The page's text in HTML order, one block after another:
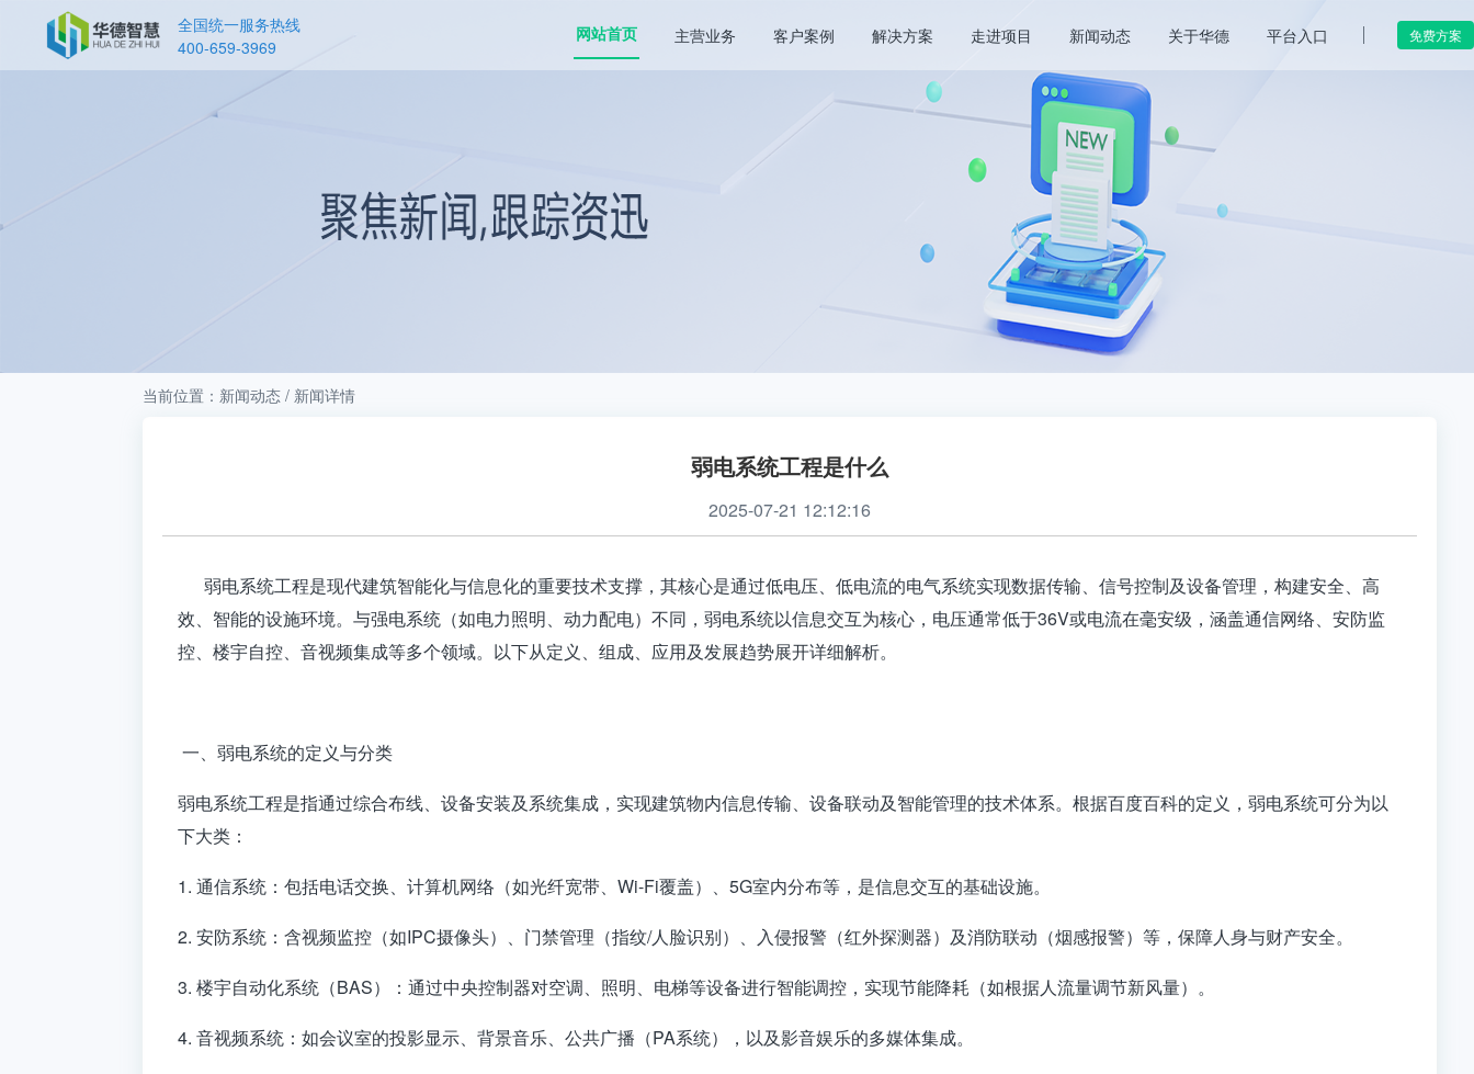
全国统一服务热线
400-659-3969
网站首页 主营业务 客户案例 解决方案 走进项目 新闻动态 关于华德 平台入口 免费方案
当前位置：新闻动态 / 新闻详情
弱电系统工程是什么
2025-07-21 12:12:16
弱电系统工程是现代建筑智能化与信息化的重要技术支撑，其核心是通过低电压、低电流的电气系统实现数据传输、信号控制及设备管理，构建安全、高
效、智能的设施环境。与强电系统（如电力照明、动力配电）不同，弱电系统以信息交互为核心，电压通常低于36V或电流在毫安级，涵盖通信网络、安防监
控、楼宇自控、音视频集成等多个领域。以下从定义、组成、应用及发展趋势展开详细解析。
一、弱电系统的定义与分类
弱电系统工程是指通过综合布线、设备安装及系统集成，实现建筑物内信息传输、设备联动及智能管理的技术体系。根据百度百科的定义，弱电系统可分为以
下大类：
1. 通信系统：包括电话交换、计算机网络（如光纤宽带、Wi-Fi覆盖）、5G室内分布等，是信息交互的基础设施。
2. 安防系统：含视频监控（如IPC摄像头）、门禁管理（指纹/人脸识别）、入侵报警（红外探测器）及消防联动（烟感报警）等，保障人身与财产安全。
3. 楼宇自动化系统（BAS）：通过中央控制器对空调、照明、电梯等设备进行智能调控，实现节能降耗（如根据人流量调节新风量）。
4. 音视频系统：如会议室的投影显示、背景音乐、公共广播（PA系统），以及影音娱乐的多媒体集成。